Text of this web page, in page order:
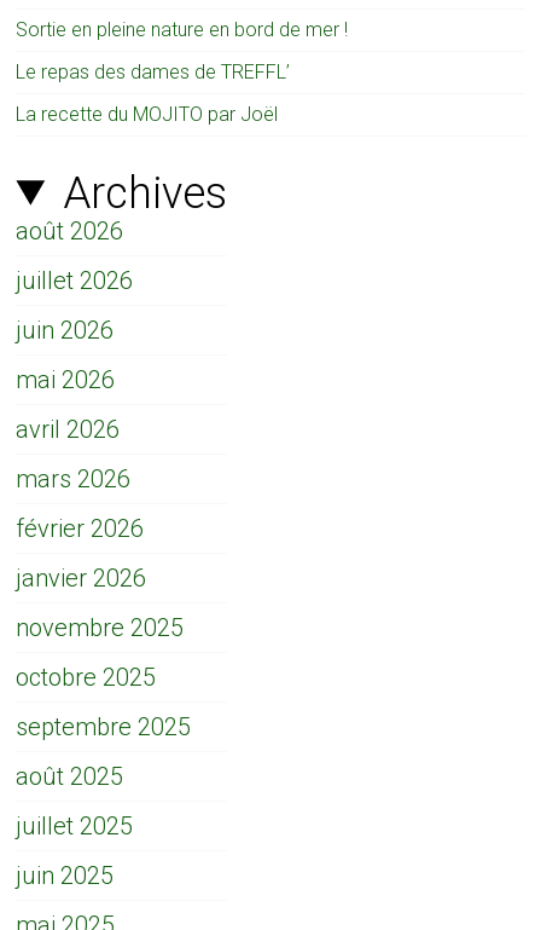
Sortie en pleine nature en bord de mer !
Le repas des dames de TREFFL’
La recette du MOJITO par Joël
Archives
août 2026
juillet 2026
juin 2026
mai 2026
avril 2026
mars 2026
février 2026
janvier 2026
novembre 2025
octobre 2025
septembre 2025
août 2025
juillet 2025
juin 2025